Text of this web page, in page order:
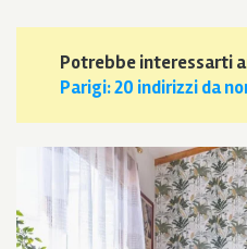
Potrebbe interessarti
Parigi: 20 indirizzi da